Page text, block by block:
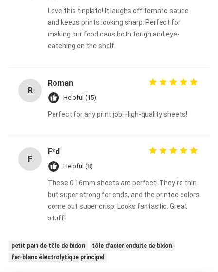
Love this tinplate! It laughs off tomato sauce
and keeps prints looking sharp. Perfect for
making our food cans both tough and eye-
catching on the shelf.
R
Roman
Helpful (15)
Perfect for any print job! High-quality sheets!
F
F*d
Helpful (8)
These 0.16mm sheets are perfect! They're thin
but super strong for ends, and the printed colors
come out super crisp. Looks fantastic. Great
stuff!
petit pain de tôle de bidon
tôle d'acier enduite de bidon
fer-blanc électrolytique principal